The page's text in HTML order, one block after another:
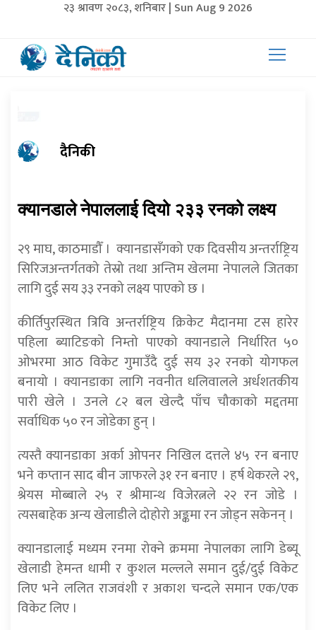
२३ श्रावण २०८३, शनिबार | Sun Aug 9 2026
दैनिकी
क्यानडाले नेपाललाई दियो २३३ रनको लक्ष्य
२९ माघ, काठमाडौँ । क्यानडासँगको एक दिवसीय अन्तर्राष्ट्रिय
सिरिजअन्तर्गतको तेस्रो तथा अन्तिम खेलमा नेपालले जितका
लागि दुई सय ३३ रनको लक्ष्य पाएको छ ।
कीर्तिपुरस्थित त्रिवि अन्तर्राष्ट्रिय क्रिकेट मैदानमा टस हारेर
पहिला ब्याटिङको निम्तो पाएको क्यानडाले निर्धारित ५०
ओभरमा आठ विकेट गुमाउँदै दुई सय ३२ रनको योगफल
बनायो । क्यानडाका लागि नवनीत धलिवालले अर्धशतकीय
पारी खेले । उनले ८२ बल खेल्दै पाँच चौकाको मद्दतमा
सर्वाधिक ५० रन जोडेका हुन् ।
त्यस्तै क्यानडाका अर्का ओपनर निखिल दत्तले ४५ रन बनाए
भने कप्तान साद बीन जाफरले ३१ रन बनाए । हर्ष थेकरले २९,
श्रेयस मोब्बाले २५ र श्रीमान्थ विजेरत्नले २२ रन जोडे ।
त्यसबाहेक अन्य खेलाडीले दोहोरो अङ्कमा रन जोड्न सकेनन् ।
क्यानडालाई मध्यम रनमा रोक्ने क्रममा नेपालका लागि डेब्यू
खेलाडी हेमन्त धामी र कुशल मल्लले समान दुई/दुई विकेट
लिए भने ललित राजवंशी र अकाश चन्दले समान एक/एक
विकेट लिए ।